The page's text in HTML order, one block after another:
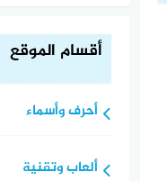
أقسام الموقع
أحرف وأسماء
ألعاب وتقنية